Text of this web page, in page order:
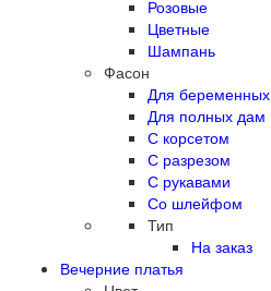
Розовые
Цветные
Шампань
Фасон
Для беременных
Для полных дам
С корсетом
С разрезом
С рукавами
Со шлейфом
Тип
На заказ
Вечерние платья